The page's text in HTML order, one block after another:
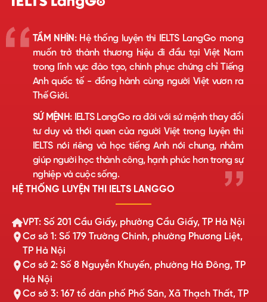
TẦM NHÌN:Hệ thống luyện thi IELTS LangGo mong
muốn trở thành thương hiệu đi đầu tại Việt Nam
trong lĩnh vực đào tạo, chinh phục chứng chỉ Tiếng
Anh quốc tế - đồng hành cùng người Việt vươn ra
Thế Giới.
SỨ MỆNH:IELTS LangGo ra đời với sứ mệnh thay đổi
tư duy và thói quen của người Việt trong luyện thi
IELTS nói riêng và học tiếng Anh nói chung, nhằm
giúp người học thành công, hạnh phúc hơn trong sự
nghiệp và cuộc sống.
HỆ THỐNG LUYỆN THI IELTS LANGGO
VPT: Số 201 Cầu Giấy, phường Cầu Giấy, TP Hà Nội
Cơ sở 1: Số 179 Trường Chinh, phường Phương Liệt,
TP Hà Nội
Cơ sở 2: Số 8 Nguyễn Khuyến, phường Hà Đông, TP
Hà Nội
Cơ sở 3: 167 tổ dân phố Phố Săn, Xã Thạch Thất, TP